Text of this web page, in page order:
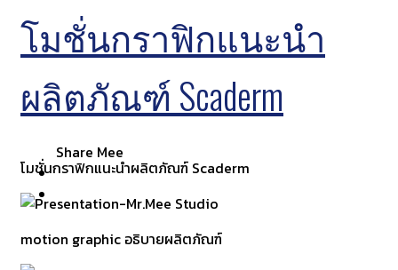
โมชั่นกราฟิกแนะนำ
ผลิตภัณฑ์ Scaderm
Share Mee
โมชั่นกราฟิกแนะนำผลิตภัณฑ์ Scaderm
motion graphic อธิบายผลิตภัณฑ์